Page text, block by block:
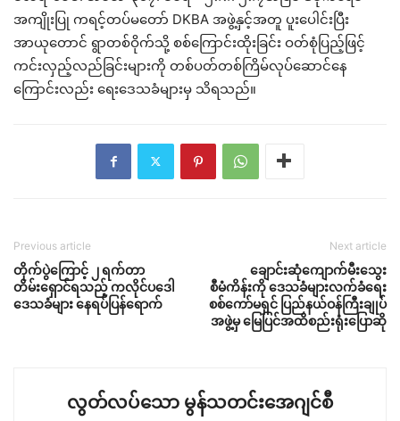
အကျိုးပြု ကရင့်တပ်မတော် DKBA အဖွဲ့နှင့်အတူ ပူးပေါင်းပြီး
အာယုတောင် ရွာတစ်ဝိုက်သို့ စစ်ကြောင်းထိုးခြင်း ဝတ်စုံပြည့်ဖြင့်
ကင်းလှည့်လည်ခြင်းများကို တစ်ပတ်တစ်ကြိမ်လုပ်ဆောင်နေ
ကြောင်းလည်း ရေးဒေသခံများမှ သိရသည်။
Previous article
တိုက်ပွဲကြောင့် ၂ ရက်တာ
တိမ်းရှောင်ရသည့် ကလိုင်ပဒေါ
ဒေသခံများ နေရပ်ပြန်ရောက်
Next article
ချောင်းဆုံကျောက်မီးသွေး
စီမံကိန်းကို ဒေသခံများလက်ခံရေး
စစ်ကော်မရှင် ပြည်နယ်ဝန်ကြီးချုပ်
အဖွဲ့မှ မြေပြင်အထိစည်းရုံးပြောဆို
လွတ်လပ်သော မွန်သတင်းအေဂျင်စီ